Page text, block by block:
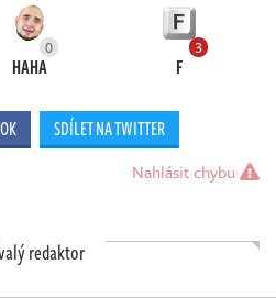
0
HAHA
3
F
SDÍLET NA TWITTER
Nahlásit chybu
redaktor